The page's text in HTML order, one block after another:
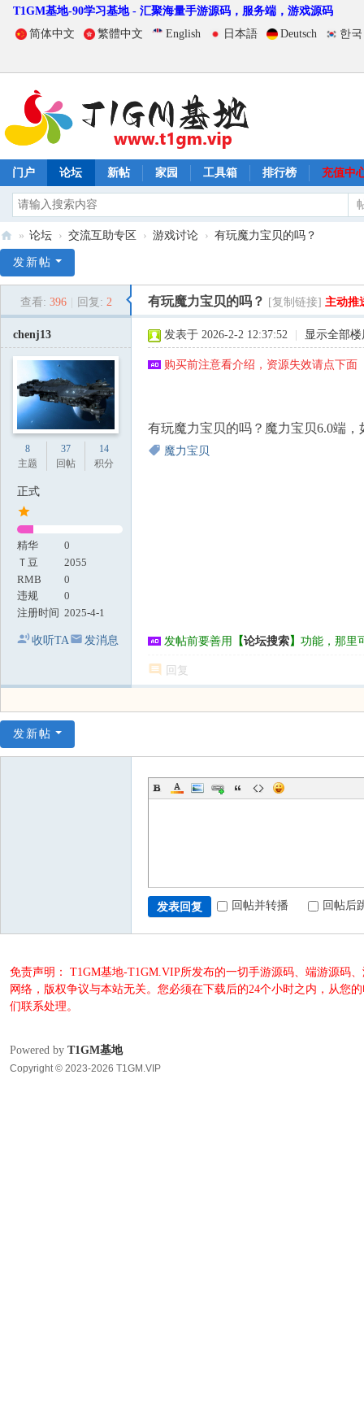
T1GM基地-90学习基地 - 汇聚海量手游源码，服务端，游戏源码
简体中文
繁體中文 English 日本語 Deutsch 한
门户 论坛 新帖 家园 工具箱 排行榜 充值中
1
» 论坛 › 交流互助专区 › 游戏讨论 › 有玩魔力宝贝的吗？
发新帖
查看: 396 回复: 2 有玩魔力宝贝的吗？ [复制链接] 主动推
chenj13
8
主题
37
回帖
14
积分
正式
精华
0
Ｔ豆
2055
RMB
0
违规
0
注册时间 2025-4-1
收听TA 发消息
发表于 2026-2-2 12:37:52 显示全部楼
购买前注意看介绍，资源失效请点下
有玩魔力宝贝的吗？魔力宝贝6.0端
魔力宝贝
发帖前要善用 【论坛搜索】 功能，那里
回复
发新帖
发表回复 回帖并转播 回帖后
免责声明： T1GM基地-T1GM.VIP所发布的一切手游源码、端游源码
网络，版权争议与本站无关。您必须在下载后的24个小时之内，从您
们联系处理。
Powered by T1GM基地
Copyright © 2023-2026 T1GM.VIP